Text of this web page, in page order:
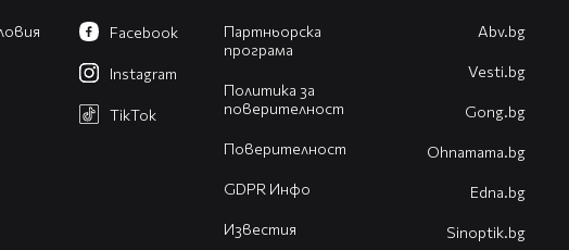
Партньорска
програма
Политика за
поверителност
Поверителност
GDPR Инфо
Известия
Facebook
Instagram
TikTok
Abv.bg
Vesti.bg
Gong.bg
Оhnamama.bg
Edna.bg
Sinoptik.bg